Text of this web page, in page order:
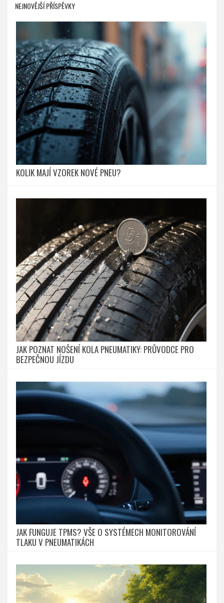
NEJNOVĚJŠÍ PŘÍSPĚVKY
KOLIK MAJÍ VZOREK NOVÉ PNEU?
JAK POZNAT NOŠENÍ KOLA PNEUMATIKY: PRŮVODCE PRO
BEZPEČNOU JÍZDU
JAK FUNGUJE TPMS? VŠE O SYSTÉMECH MONITOROVÁNÍ
TLAKU V PNEUMATIKÁCH